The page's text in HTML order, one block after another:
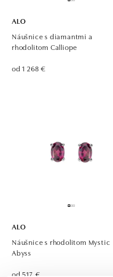
ALO
Náušnice s diamantmi a
rhodolitom Calliope
od 1 268 €
ALO
Náušnice s rhodolitom Mystic
Abyss
od 517 €